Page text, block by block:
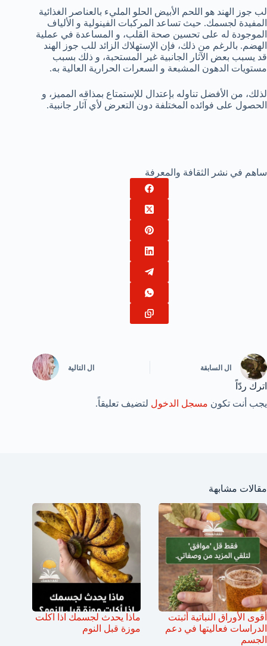
لب جوز الهند هو اللحم الأبيض الحلو المليء بالعناصر الغذائية
المفيدة لجسمك. حيث تساعد المركبات الفينولية و الألياف
الموجودة له على تحسين صحة القلب، و المساعدة في عملية
الهضم. بالرغم من ذلك، فإن الإستهلاك الزائد للب جوز الهند
قد يسبب بعض الآثار الجانبية غير المستحبة، و ذلك بسبب
مستويات الدهون المشبعة و السعرات الحرارية العالية به.
لذلك، من الأفضل تناوله بإعتدال للإستمتاع بمذاقه المميز، و
الحصول على فوائده المختلفة دون التعرض لأي آثار جانبية.
ساهم في نشر الثقافة والمعرفة
ال السابقة ال التالية
اترك ردّاً
يجب أنت تكون مسجل الدخول لتضيف تعليقاً.
مقالات مشابهة
أقوى الأوراق النباتية أثبتت
الدراسات فعاليتها في دعم
الجسم
ماذا يحدث لجسمك اذا اكلت
موزة قبل النوم